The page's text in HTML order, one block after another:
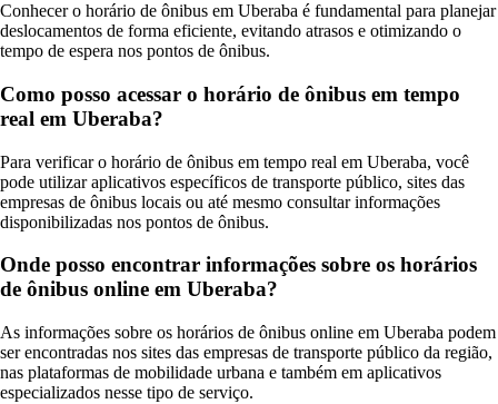
Conhecer o horário de ônibus em Uberaba é fundamental para planejar
deslocamentos de forma eficiente, evitando atrasos e otimizando o
tempo de espera nos pontos de ônibus.
Como posso acessar o horário de ônibus em tempo
real em Uberaba?
Para verificar o horário de ônibus em tempo real em Uberaba, você
pode utilizar aplicativos específicos de transporte público, sites das
empresas de ônibus locais ou até mesmo consultar informações
disponibilizadas nos pontos de ônibus.
Onde posso encontrar informações sobre os horários
de ônibus online em Uberaba?
As informações sobre os horários de ônibus online em Uberaba podem
ser encontradas nos sites das empresas de transporte público da região,
nas plataformas de mobilidade urbana e também em aplicativos
especializados nesse tipo de serviço.